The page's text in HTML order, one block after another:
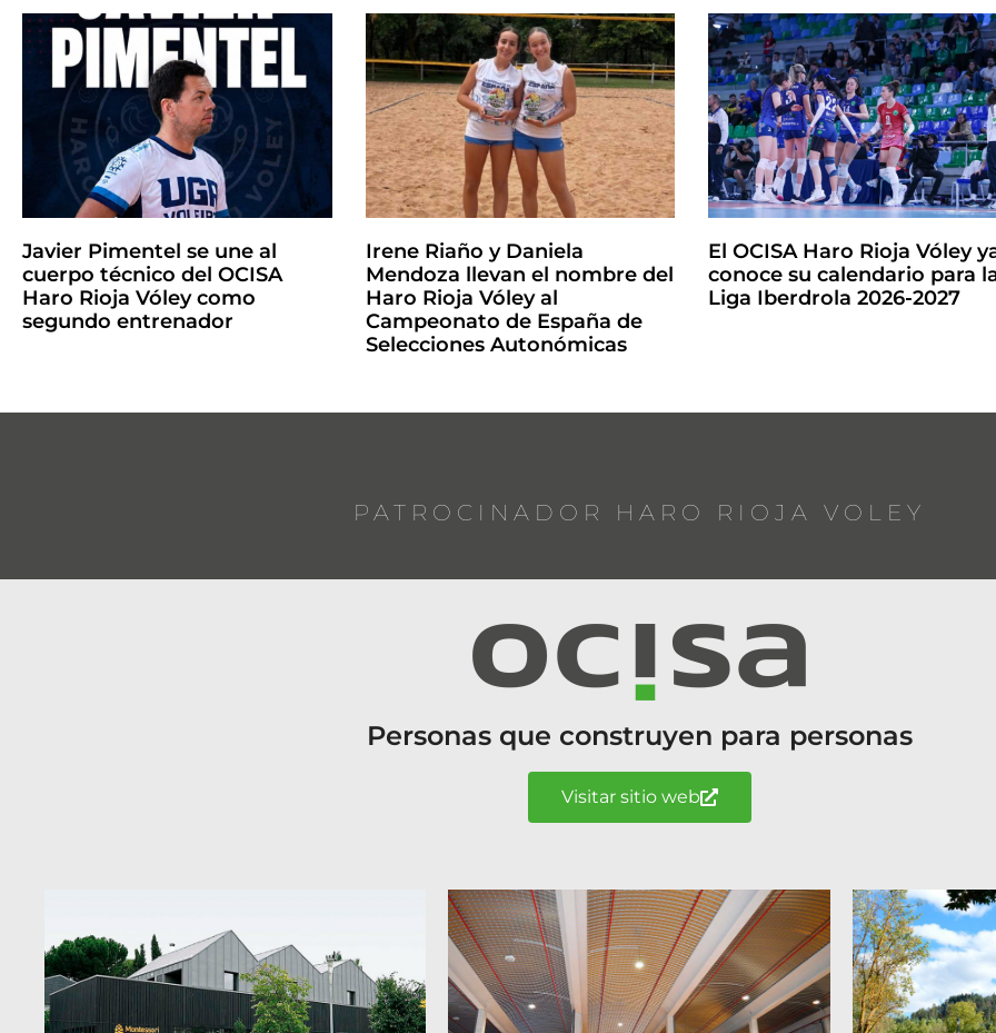
Javier Pimentel se une al
cuerpo técnico del OCISA
Haro Rioja Vóley como
segundo entrenador
Irene Riaño y Daniela
Mendoza llevan el nombre del
Haro Rioja Vóley al
Campeonato de España de
Selecciones Autonómicas
El OCISA Haro Rioja Vóley
conoce su calendario para
Liga Iberdrola 2026-2027
PATROCINADOR HARO RIOJA VOLEY
Personas que construyen para personas
Visitar sitio web